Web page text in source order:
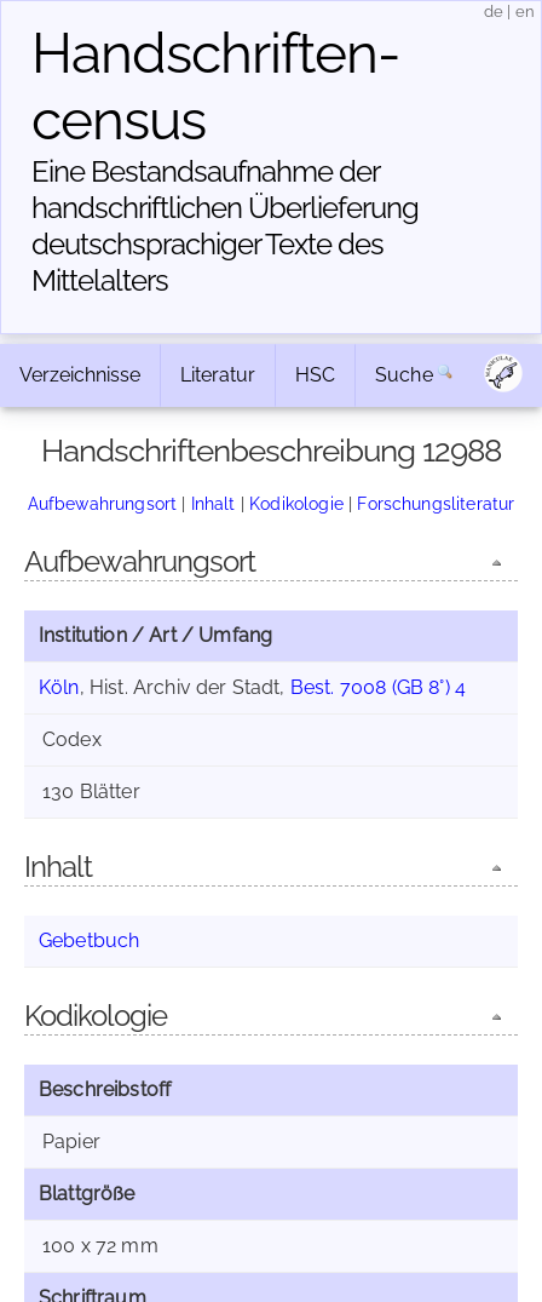
Handschriften­
census
Eine Bestandsaufnahme der
handschriftlichen Über­lieferung
deutschsprachiger Texte des
Mittelalters
de en
Verzeichnisse Literatur HSC Suche
Handschriftenbeschreibung 12988
Aufbewahrungsort | Inhalt | Kodikologie| Forschungsliteratur
Aufbewahrungsort
Institution / Art / Umfang
Köln, Hist. Archiv der Stadt, Best. 7008 (GB 8°) 4
Codex
130 Blätter
Inhalt
Gebetbuch
Kodikologie
Beschreibstoff
Papier
Blattgröße
100 x 72 mm